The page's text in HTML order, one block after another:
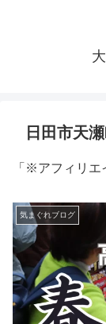
日田市天
「※アフィリエ
気まぐれブログ